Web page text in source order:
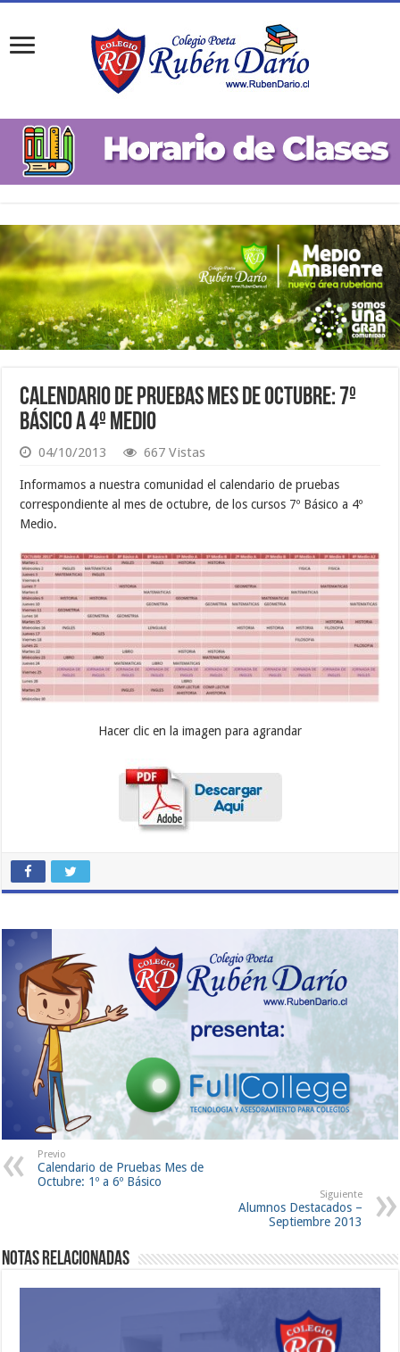
Calendario de Pruebas Mes de Octubre: 7º
Básico a 4º Medio
04/10/2013 667 Vistas
Informamos a nuestra comunidad el calendario de pruebas
correspondiente al mes de octubre, de los cursos 7º Básico a 4º
Medio.
Hacer clic en la imagen para agrandar
Previo
Calendario de Pruebas Mes de
Octubre: 1º a 6º Básico
Siguiente
Alumnos Destacados –
Septiembre 2013
Notas Relacionadas